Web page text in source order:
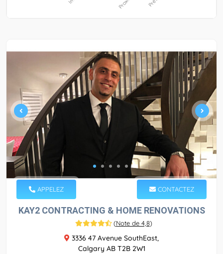
APPELEZ CONTACTEZ
KAY2 CONTRACTING & HOME RENOVATIONS
(Note de 4,8)
3336 47 Avenue SouthEast,
Calgary AB T2B 2W1